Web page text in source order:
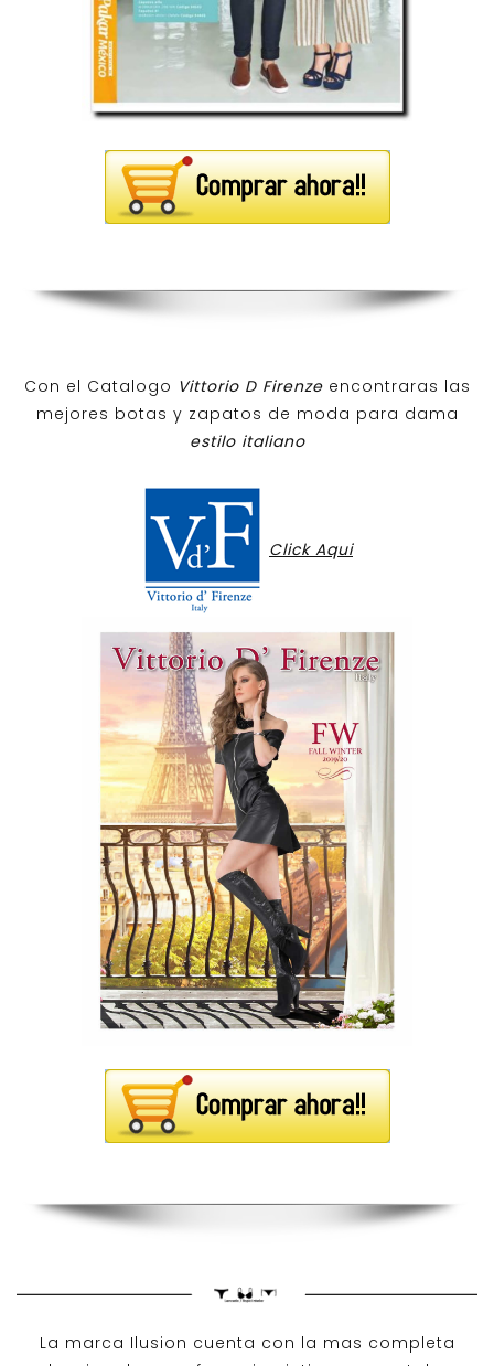
Con el Catalogo Vittorio D Firenzeencontraras las
mejores botas y zapatos de moda para dama
estilo italiano
Click Aqui
La marca Ilusion cuenta con la mas completa